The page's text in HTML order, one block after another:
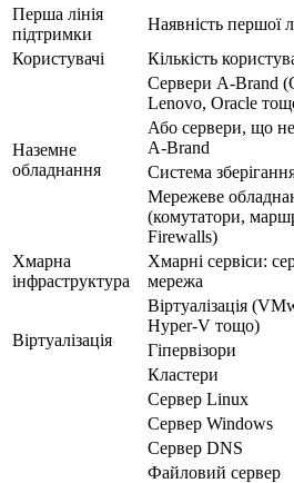
Перша лінія
підтримки
Наявність першої
Користувачі
Кількість
Наземне
обладнання
Сервери A-Brand
Lenovo, Oracle
Або сервери, що не
A-Brand
Система
Мережеве
(комутатори,
Firewalls)
Хмарна
інфраструктура
Хмарні сервіси:
мережа
Віртуалізація
Віртуалізація
Hyper-V тощо)
Гіпервізори
Кластери
Сервер Linux
Сервер Windows
Сервер DNS
Файловий сервер